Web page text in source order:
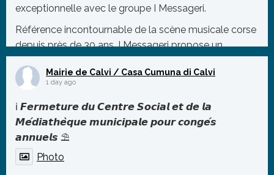
exceptionnelle avec le groupe I Messageri.
Référence incontournable de la scène musicale corse
depuis près de 30 ans, I Messageri propose un
répertoire mêlant tradition et modernité, porté par des
polyphonies puissant ...
Voir sur Facebook · Partager
Mairie de Calvi / Casa Cumuna di Calvi
1 day ago
ℹ️ 𝙁𝙚𝙧𝙢𝙚𝙩𝙪𝙧𝙚 𝙙𝙪 𝘾𝙚𝙣𝙩𝙧𝙚 𝙎𝙤𝙘𝙞𝙖𝙡 𝙚𝙩 𝙙𝙚 𝙡𝙖
𝙈𝙚́𝙙𝙞𝙖𝙩𝙝𝙚̀𝙦𝙪𝙚 𝙢𝙪𝙣𝙞𝙘𝙞𝙥𝙖𝙡𝙚 𝙥𝙤𝙪𝙧 𝙘𝙤𝙣𝙜𝙚́𝙨
𝙖𝙣𝙣𝙪𝙚𝙡𝙨 ⛱️
Photo